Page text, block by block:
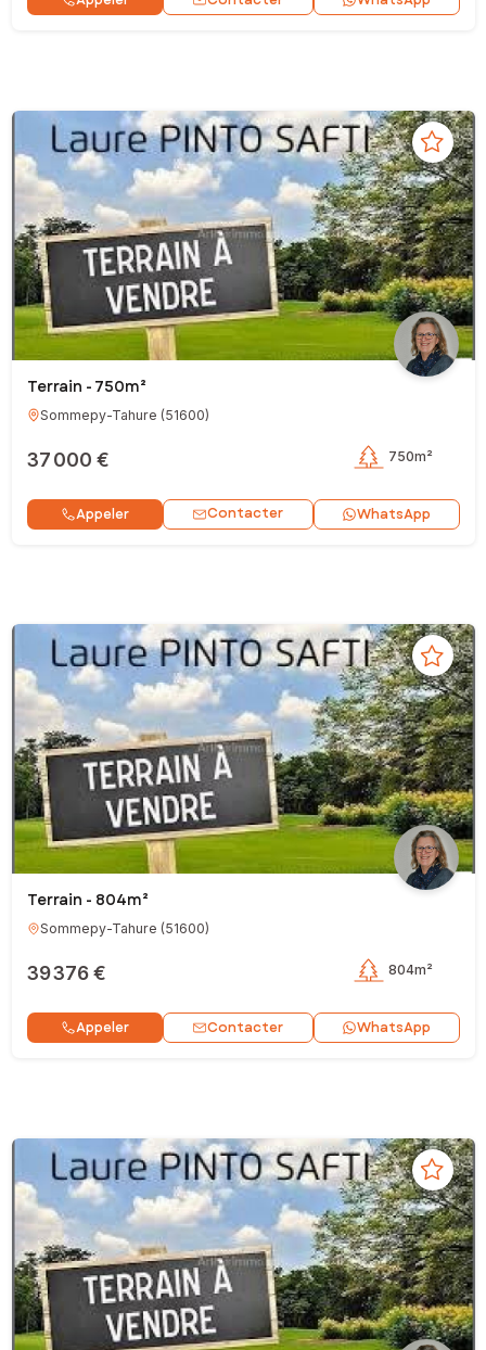
Terrain - 750m²
Sommepy-Tahure (51600)
37 000 € 750m²
Appeler Contacter WhatsApp
Terrain - 804m²
Sommepy-Tahure (51600)
39 376 € 804m²
Appeler Contacter WhatsApp